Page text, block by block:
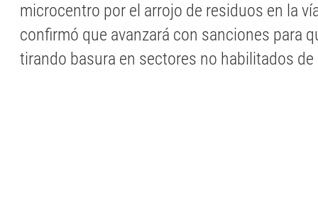
microcentro por el arrojo de residuos en la
confirmó que avanzará con sanciones para
tirando basura en sectores no habilitados